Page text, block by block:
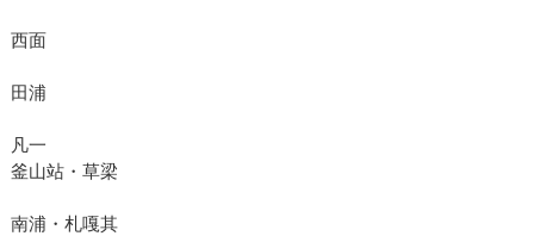
西面
田浦
凡一
釜山站・草梁
南浦・札嘎其